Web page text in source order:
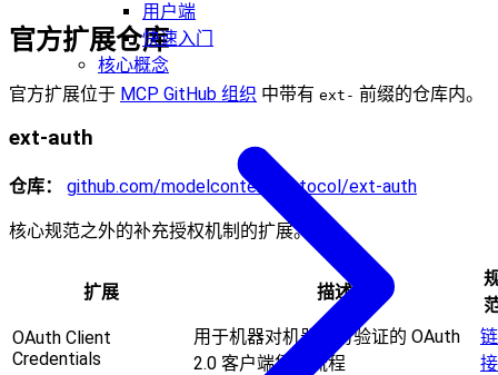
用户端
快速入门
核心概念
官方扩展仓库
官方扩展位于 MCP GitHub 组织 中带有 ext- 前缀的仓库内。
ext-auth
仓库： github.com/modelcontextprotocol/ext-auth
核心规范之外的补充授权机制的扩展。
扩展 描述
OAuth Client
Credentials
用于机器对机器身份验证的 OAuth
2.0 客户端凭证流程
链
接